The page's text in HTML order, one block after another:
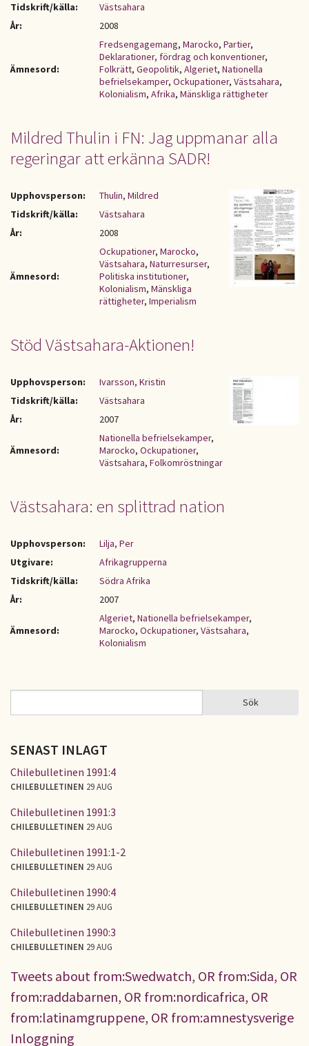
Tidskrift/källa:
Västsahara
År:
2008
Ämnesord:
Fredsengagemang, Marocko, Partier,
Deklarationer, fördrag och konventioner,
Folkrätt, Geopolitik, Algeriet, Nationella
befrielsekamper, Ockupationer, Västsahara,
Kolonialism, Afrika, Mänskliga rättigheter
Mildred Thulin i FN: Jag uppmanar alla
regeringar att erkänna SADR!
Upphovsperson:
Thulin, Mildred
Tidskrift/källa:
Västsahara
År:
2008
Ämnesord:
Ockupationer, Marocko,
Västsahara, Naturresurser,
Politiska institutioner,
Kolonialism, Mänskliga
rättigheter, Imperialism
Stöd Västsahara-Aktionen!
Upphovsperson:
Ivarsson, Kristin
Tidskrift/källa:
Västsahara
År:
2007
Ämnesord:
Nationella befrielsekamper,
Marocko, Ockupationer,
Västsahara, Folkomröstningar
Västsahara: en splittrad nation
Upphovsperson:
Lilja, Per
Utgivare:
Afrikagrupperna
Tidskrift/källa:
Södra Afrika
År:
2007
Ämnesord:
Algeriet, Nationella befrielsekamper,
Marocko, Ockupationer, Västsahara,
Kolonialism
SÖKFORMULÄR Sök
SENAST INLAGT
Chilebulletinen 1991:4
CHILEBULLETINEN 29 AUG
Chilebulletinen 1991:3
CHILEBULLETINEN 29 AUG
Chilebulletinen 1991:1-2
CHILEBULLETINEN 29 AUG
Chilebulletinen 1990:4
CHILEBULLETINEN 29 AUG
Chilebulletinen 1990:3
CHILEBULLETINEN 29 AUG
Tweets about from:Swedwatch, OR from:Sida, OR
from:raddabarnen, OR from:nordicafrica, OR
from:latinamgruppene, OR from:amnestysverige
Inloggning